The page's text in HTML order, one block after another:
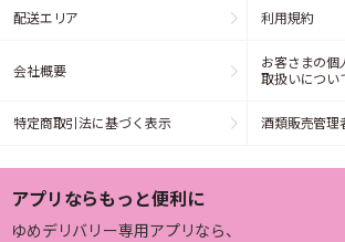
配送エリア 利用規約
会社概要
お客さまの個
取扱いについ
特定商取引法に基づく表示 酒類販売管理
アプリならもっと便利に
ゆめデリバリー専用アプリなら、